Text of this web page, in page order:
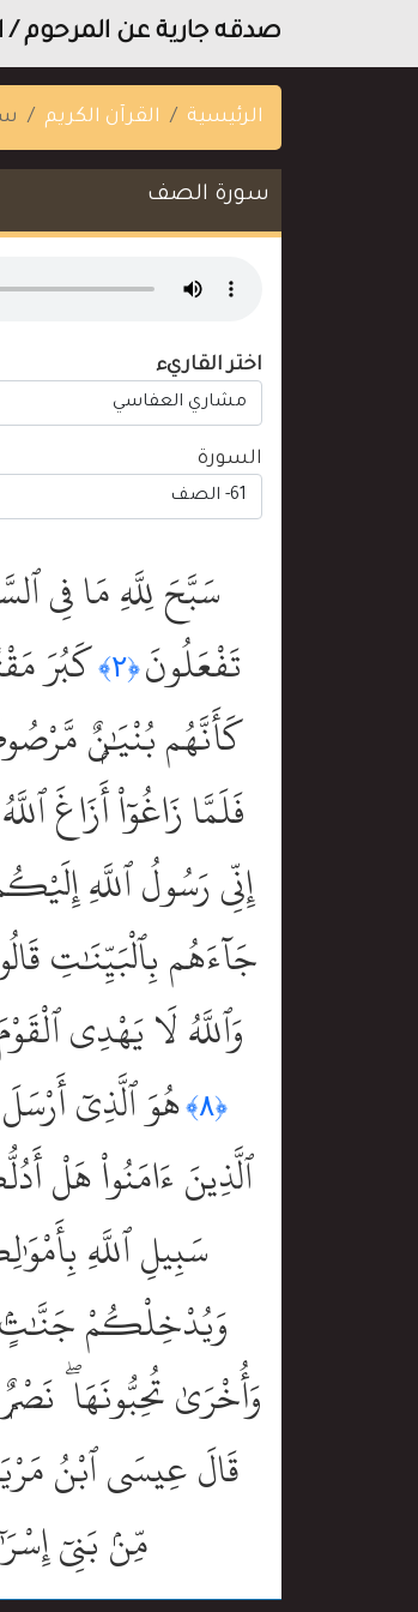
صدقه جارية عن المرحوم
الرئيسية القرآن الكريم
سورة الصف
اختر القاريء
السورة
سَبَّحَ لِلَّهِ مَا فِى
تَفْعَلُونَ ﴿٢﴾ كَبُرَ
كَأَنَّهُم بُنْيَٰنٌۭ
فَلَمَّا زَاغُوٓاْ أَزَاغَ
إِنِّى رَسُولُ ٱللَّهِ
جَآءَهُم بِٱلْبَيِّنَٰتِ
وَٱللَّهُ لَا يَهْدِى
﴿٨﴾ هُوَ ٱلَّذِىٓ
ٱلَّذِينَ ءَامَنُواْ
سَبِيلِ ٱللَّهِ
وَيُدْخِلْكُمْ جَنَّٰتٍۢ
وَأُخْرَىٰ تُحِبُّونَهَا
قَالَ عِيسَى ٱبْنُ
مِّنۢ بَنِىٓ